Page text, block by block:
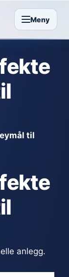
Meny
til
anlegg.